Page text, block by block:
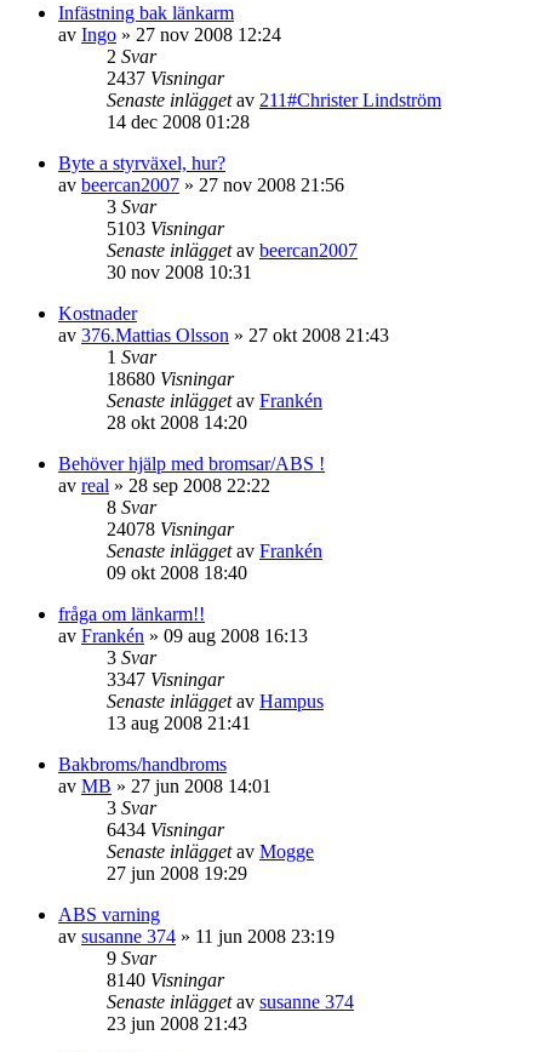
Infästning bak länkarm
av Ingo » 27 nov 2008 12:24
2 Svar
2437 Visningar
Senaste inläggetav 211#Christer Lindström
14 dec 2008 01:28
Byte a styrväxel, hur?
av beercan2007 » 27 nov 2008 21:56
3 Svar
5103 Visningar
Senaste inläggetav beercan2007
30 nov 2008 10:31
Kostnader
av 376.Mattias Olsson » 27 okt 2008 21:43
1 Svar
18680 Visningar
Senaste inläggetav Frankén
28 okt 2008 14:20
Behöver hjälp med bromsar/ABS !
av real » 28 sep 2008 22:22
8 Svar
24078 Visningar
Senaste inläggetav Frankén
09 okt 2008 18:40
fråga om länkarm!!
av Frankén » 09 aug 2008 16:13
3 Svar
3347 Visningar
Senaste inläggetav Hampus
13 aug 2008 21:41
Bakbroms/handbroms
av MB » 27 jun 2008 14:01
3 Svar
6434 Visningar
Senaste inläggetav Mogge
27 jun 2008 19:29
ABS varning
av susanne 374 » 11 jun 2008 23:19
9 Svar
8140 Visningar
Senaste inläggetav susanne 374
23 jun 2008 21:43